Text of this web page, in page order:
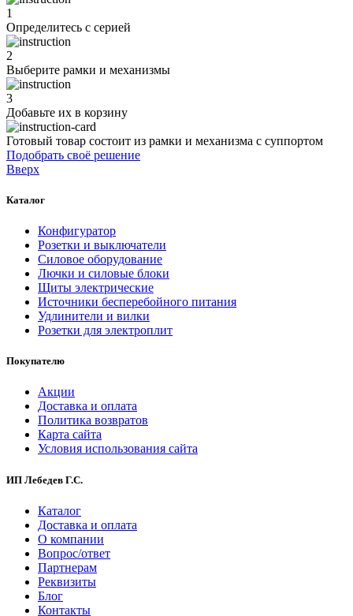
1
Определитесь с серией
2
Выберите рамки и механизмы
3
Добавьте их в корзину
Готовый товар состоит из рамки и механизма с суппортом
Подобрать своё решение
Вверх
Каталог
Конфигуратор
Розетки и выключатели
Силовое оборудование
Лючки и силовые блоки
Щиты электрические
Источники бесперебойного питания
Удлинители и вилки
Розетки для электроплит
Покупателю
Акции
Доставка и оплата
Политика возвратов
Карта сайта
Условия использования сайта
ИП Лебедев Г.С.
Каталог
Доставка и оплата
О компании
Вопрос/ответ
Партнерам
Реквизиты
Блог
Контакты